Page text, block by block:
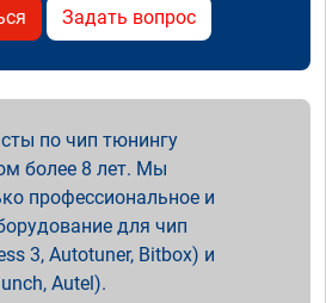
Задать вопрос
по чип тюнингу
более 8 лет. Мы
профессиональное и
для чип
3, Autotuner, Bitbox) и
Autel).